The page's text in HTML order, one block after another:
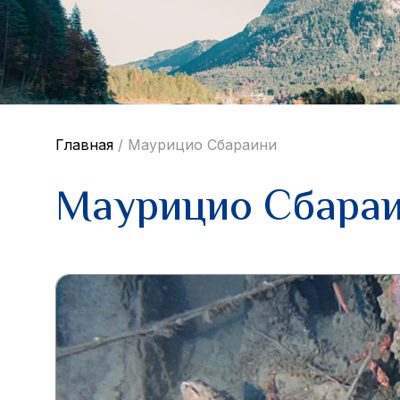
Главная / Маурициo Сбараини
Маурициo